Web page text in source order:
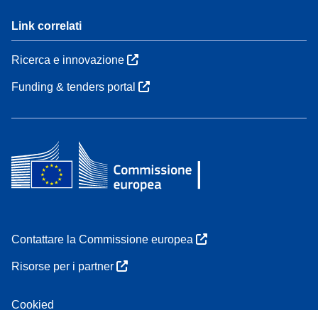
Link correlati
Ricerca e innovazione
Funding & tenders portal
Contattare la Commissione europea
Risorse per i partner
Cookied